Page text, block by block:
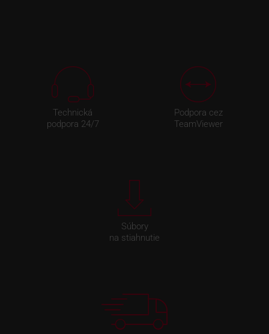
Technická
podpora 24/7
Podpora cez
TeamViewer
Súbory
na stiahnutie